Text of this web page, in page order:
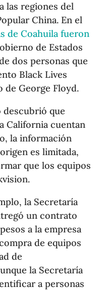
las regiones del
China. En el
de Coahuila fueron
de Estados
dos personas que
Black Lives
de George Floyd.
descubrió que
California cuentan
la información
es limitada,
que los equipos
la Secretaría
un contrato
a la empresa
de equipos
de
la Secretaría
a personas